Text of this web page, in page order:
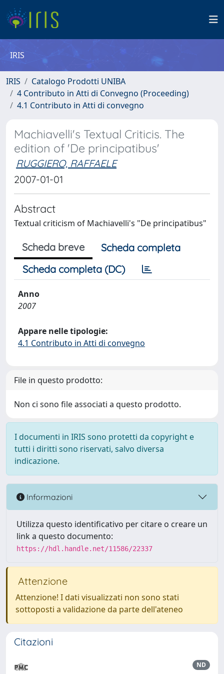
IRIS
IRIS
Catalogo Prodotti UNIBA
4 Contributo in Atti di Convegno (Proceeding)
4.1 Contributo in Atti di convegno
Machiavelli's Textual Criticis. The
edition of 'De principatibus'
RUGGIERO, RAFFAELE
2007-01-01
Abstract
Textual criticism of Machiavelli's "De principatibus"
Scheda breve
Scheda completa
Scheda completa (DC)
Anno
2007
Appare nelle tipologie:
4.1 Contributo in Atti di convegno
File in questo prodotto:
Non ci sono file associati a questo prodotto.
I documenti in IRIS sono protetti da copyright e
tutti i diritti sono riservati, salvo diversa
indicazione.
Informazioni
Utilizza questo identificativo per citare o creare un
link a questo documento:
https://hdl.handle.net/11586/22337
Attenzione
Attenzione! I dati visualizzati non sono stati
sottoposti a validazione da parte dell'ateneo
Citazioni
ND